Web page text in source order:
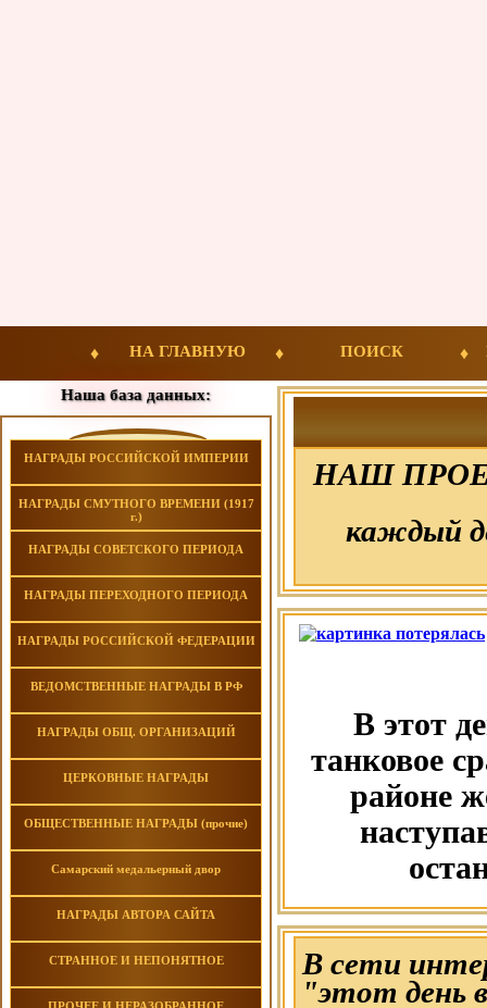
НА ГЛАВНУЮ ПОИСК
Наша база данных:
НАГРАДЫ РОССИЙСКОЙ ИМПЕРИИ
НАГРАДЫ СМУТНОГО ВРЕМЕНИ (1917
г.)
НАГРАДЫ СОВЕТСКОГО ПЕРИОДА
НАГРАДЫ ПЕРЕХОДНОГО ПЕРИОДА
НАГРАДЫ РОССИЙСКОЙ ФЕДЕРАЦИИ
ВЕДОМСТВЕННЫЕ НАГРАДЫ В РФ
НАГРАДЫ ОБЩ. ОРГАНИЗАЦИЙ
ЦЕРКОВНЫЕ НАГРАДЫ
ОБЩЕСТВЕННЫЕ НАГРАДЫ (прочие)
Самарский медальерный двор
НАГРАДЫ АВТОРА САЙТА
СТРАННОЕ И НЕПОНЯТНОЕ
НАШ
каждый
В этот
танковое
районе
В сети
"этот день